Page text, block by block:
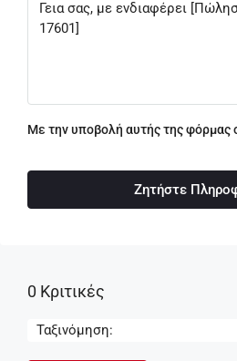
Με την υποβολή αυτής της
Ζητήστε
0 Κριτικές
Ταξινόμηση: